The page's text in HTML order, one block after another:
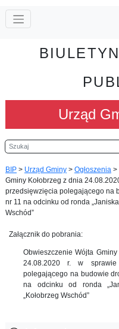
Urząd
Szukaj
BIP > Urząd Gminy > Ogłoszenia >
Gminy Kołobrzeg z dnia
przedsięwzięcia polegającego na
nr 11 na odcinku od ronda
Wschód”
Załącznik do pobrania:
Obwieszczenie Wójta
24.08.2020 r. w sprawie
polegającego na budowie
na odcinku od ronda
„Kołobrzeg Wschód”